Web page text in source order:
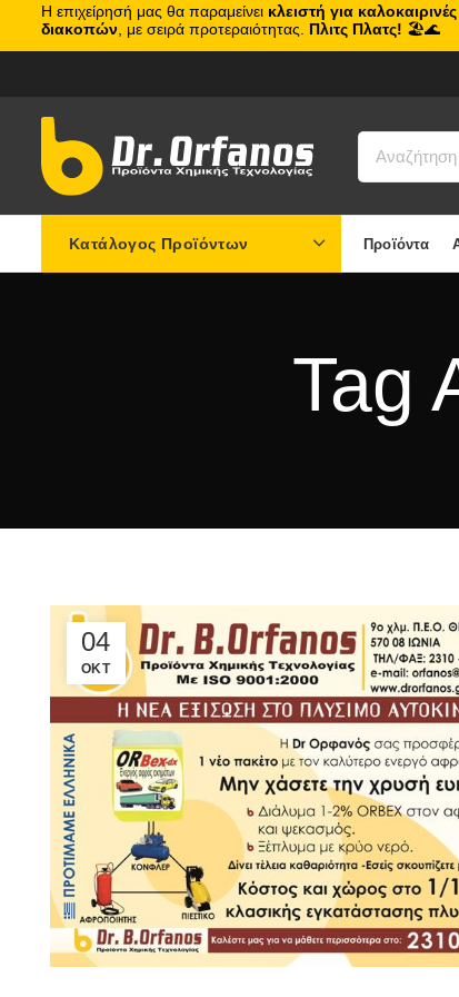
Κατάλογος Προϊόντων Προϊόντα
Tag
04
ΟΚΤ
Η επιχείρησή μας θα παραμείνει κλειστή για
διακοπών , με σειρά προτεραιότητας. Πλιτς Πλατς! 🏖️🌊